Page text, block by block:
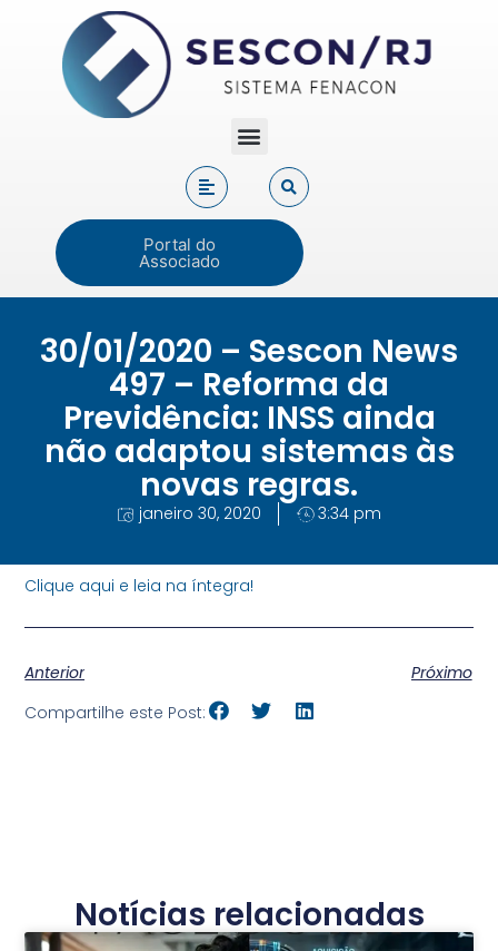
Portal do
Associado
30/01/2020 – Sescon News
497 – Reforma da
Previdência: INSS ainda
não adaptou sistemas às
novas regras.
janeiro 30, 2020 3:34 pm
Clique aqui e leia na íntegra!
Anterior
Próximo
Compartilhe este Post:
Notícias relacionadas